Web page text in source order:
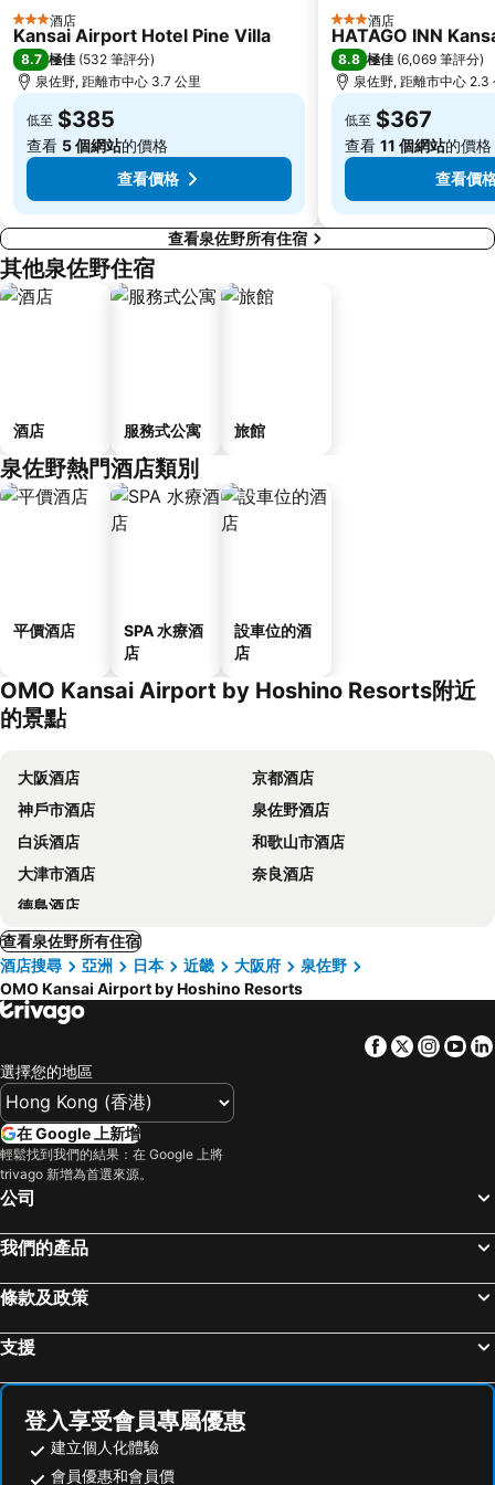
Mount Koyasan
Japan Mint
Umeda Art Theater
Kids Plaza Osaka
Grand Front Osaka
Osaka Castle Hall
Kobe Port Tower
3 星級酒店
Kansai Airport Hotel Pine Villa
8.7 極佳 (532 筆評分)
泉佐野, 距離市中心 3.7 公里
低至 $385
查看 5 個網站的價格
查看價格
3 星級酒店
HATAGO INN
8.8 極佳 (6,069 筆評分)
泉佐野, 距離市中心 2.3
低至 $367
查看 11 個網站的價格
查看價
查看泉佐野所有住宿
其他泉佐野住宿
酒店 服務式公寓 旅館
泉佐野熱門酒店類別
平價酒店
SPA 水療酒
店
設車位的酒
店
OMO Kansai Airport by Hoshino Resorts附近
的景點
大阪酒店
京都酒店
神戶市酒店
泉佐野酒店
白浜酒店
和歌山市酒店
大津市酒店
奈良酒店
德島酒店
查看泉佐野所有住宿
酒店搜尋
亞洲 日本 近畿 大阪府
泉佐野
OMO Kansai Airport by Hoshino Resorts
Facebook
Twitter
選擇您的地區
在 Google 上新增
輕鬆找到我們的結果：在 Google 上將
trivago 新增為首選來源。
公司
我們的產品
條款及政策
支援
登入享受會員專屬優惠
建立個人化體驗
會員優惠和會員價